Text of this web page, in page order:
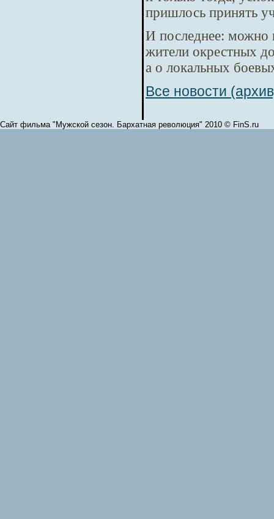
пришлось принять
И последнее: можно
жители окрестных
а о локальных
Все новости
Сайт фильма "Мужской сезон. Бархатная революция" 2010 © FinS.ru